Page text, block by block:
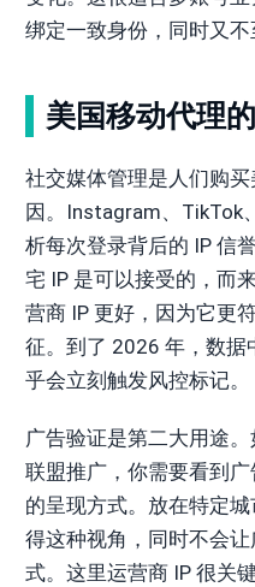
绑定一致身份，同时又不
美国移动代理
社交媒体管理是人们购
因。Instagram、TikTok
析每次登录背后的 IP 信
宅 IP 是可以接受的，而
营商 IP 更好，因为它更
征。到了 2026 年，数据
乎会立刻触发风控标记。
广告验证是第二大用途
联盟推广，你需要看到
的呈现方式。放在特定
得这种视角，同时不会
式。这里运营商 IP 很关